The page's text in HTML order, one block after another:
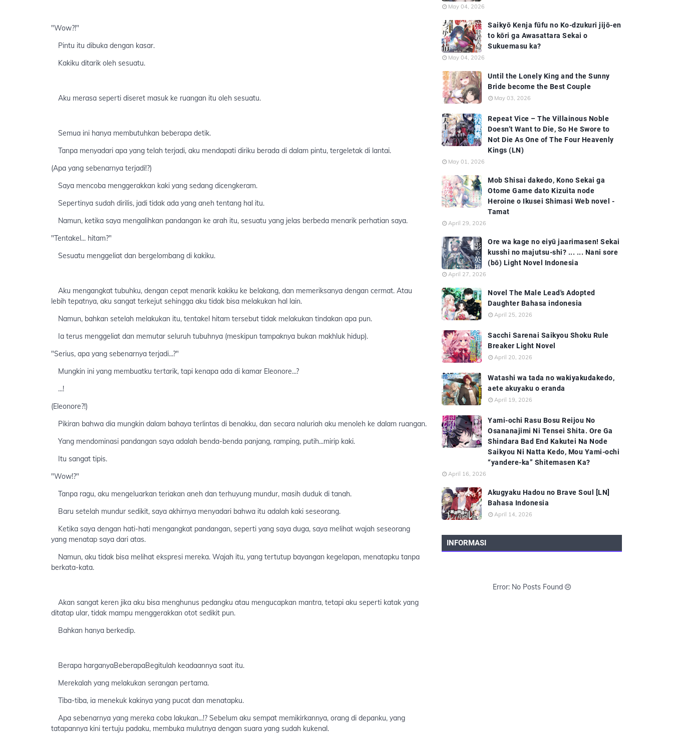
"Wow?!"
Pintu itu dibuka dengan kasar.
Kakiku ditarik oleh sesuatu.
Aku merasa seperti diseret masuk ke ruangan itu oleh sesuatu.
Semua ini hanya membutuhkan beberapa detik.
Tanpa menyadari apa yang telah terjadi, aku mendapati diriku berada di dalam pintu, tergeletak di lantai.
(Apa yang sebenarnya terjadi!?)
Saya mencoba menggerakkan kaki yang sedang dicengkeram.
Sepertinya sudah dirilis, jadi tidak ada yang aneh tentang hal itu.
Namun, ketika saya mengalihkan pandangan ke arah itu, sesuatu yang jelas berbeda menarik perhatian saya.
"Tentakel... hitam?"
Sesuatu menggeliat dan bergelombang di kakiku.
Aku mengangkat tubuhku, dengan cepat menarik kakiku ke belakang, dan memeriksanya dengan cermat. Atau
lebih tepatnya, aku sangat terkejut sehingga aku tidak bisa melakukan hal lain.
Namun, bahkan setelah melakukan itu, tentakel hitam tersebut tidak melakukan tindakan apa pun.
Ia terus menggeliat dan memutar seluruh tubuhnya (meskipun tampaknya bukan makhluk hidup).
"Serius, apa yang sebenarnya terjadi...?"
Mungkin ini yang membuatku tertarik, tapi kenapa ada di kamar Eleonore...?
...!
(Eleonore?!)
Pikiran bahwa dia mungkin dalam bahaya terlintas di benakku, dan secara naluriah aku menoleh ke dalam ruangan.
Yang mendominasi pandangan saya adalah benda-benda panjang, ramping, putih...mirip kaki.
Itu sangat tipis.
"Wow!?"
Tanpa ragu, aku mengeluarkan teriakan aneh dan terhuyung mundur, masih duduk di tanah.
Baru setelah mundur sedikit, saya akhirnya menyadari bahwa itu adalah kaki seseorang.
Ketika saya dengan hati-hati mengangkat pandangan, seperti yang saya duga, saya melihat wajah seseorang
yang menatap saya dari atas.
Namun, aku tidak bisa melihat ekspresi mereka. Wajah itu, yang tertutup bayangan kegelapan, menatapku tanpa
berkata-kata.
Akan sangat keren jika aku bisa menghunus pedangku atau mengucapkan mantra, tetapi aku seperti katak yang
ditatap ular, tidak mampu menggerakkan otot sedikit pun.
Bahkan hanya berkedip.
Berapa harganyaBeberapaBegitulah keadaannya saat itu.
Merekalah yang melakukan serangan pertama.
Tiba-tiba, ia menekuk kakinya yang pucat dan menatapku.
Apa sebenarnya yang mereka coba lakukan...!? Sebelum aku sempat memikirkannya, orang di depanku, yang
tatapannya kini tertuju padaku, membuka mulutnya dengan suara yang sudah kukenal.
May 04, 2026
Saikyō Kenja fūfu no Ko-dzukuri jijō-en
to kōri ga Awasattara Sekai o
Sukuemasu ka?
May 04, 2026
Until the Lonely King and the Sunny
Bride become the Best Couple
May 03, 2026
Repeat Vice – The Villainous Noble
Doesn’t Want to Die, So He Swore to
Not Die As One of The Four Heavenly
Kings (LN)
May 01, 2026
Mob Shisai dakedo, Kono Sekai ga
Otome Game dato Kizuita node
Heroine o Ikusei Shimasi Web novel -
Tamat
April 29, 2026
Ore wa kage no eiyū jaarimasen! Sekai
kusshi no majutsu-shi? ... ... Nani sore
(bō) Light Novel Indonesia
April 27, 2026
Novel The Male Lead's Adopted
Daughter Bahasa indonesia
April 25, 2026
Sacchi Sarenai Saikyou Shoku Rule
Breaker Light Novel
April 20, 2026
Watashi wa tada no wakiyakudakedo,
aete akuyaku o eranda
April 19, 2026
Yami-ochi Rasu Bosu Reijou No
Osananajimi Ni Tensei Shita. Ore Ga
Shindara Bad End Kakutei Na Node
Saikyou Ni Natta Kedo, Mou Yami-ochi
“yandere-ka” Shitemasen Ka?
April 16, 2026
Akugyaku Hadou no Brave Soul [LN]
Bahasa Indonesia
April 14, 2026
INFORMASI
Error: No Posts Found